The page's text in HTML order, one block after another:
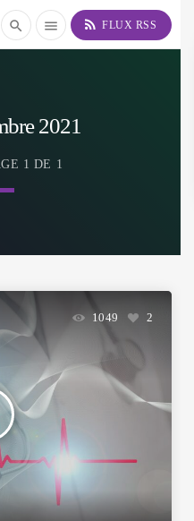
search menu rss_feed FLUX RSS
2021
1 DE 1
1049 2